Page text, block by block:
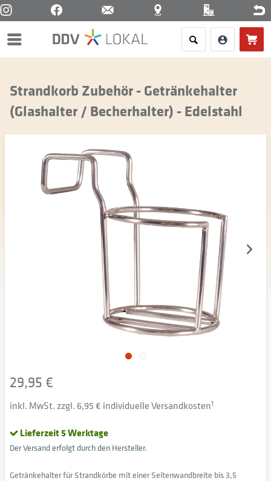
Menü
Strandkorb Zubehör - Getränkehalter
(Glashalter / Becherhalter) - Edelstahl
29,95 €
inkl. MwSt. zzgl. 6,95 € individuelle Versandkosten1
Lieferzeit 5 Werktage
Der Versand erfolgt durch den Hersteller.
Getränkehalter für Strandkörbe mit einer Seitenwandbreite bis 3,5